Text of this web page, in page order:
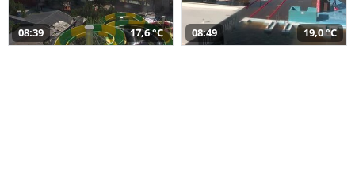
08:39 17,6 °C 08:49 19,0 °C